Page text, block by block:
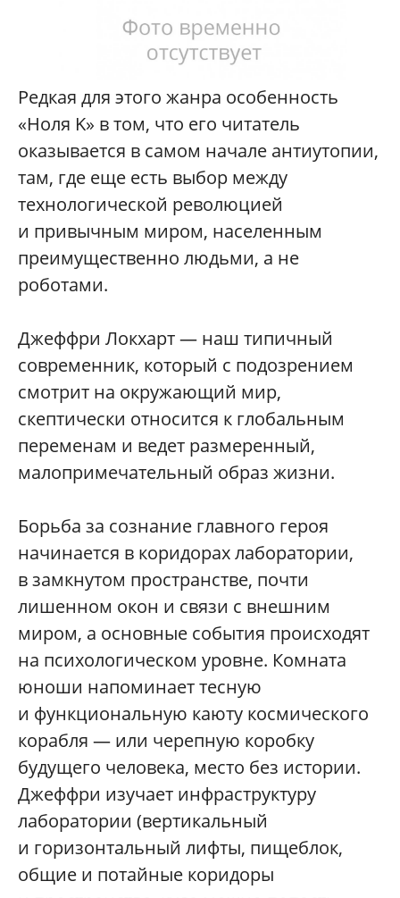
Редкая для этого жанра особенность
«Ноля K» в том, что его читатель
оказывается в самом начале антиутопии,
там, где еще есть выбор между
технологической революцией
и привычным миром, населенным
преимущественно людьми, а не
роботами.
Джеффри Локхарт — наш типичный
современник, который с подозрением
смотрит на окружающий мир,
скептически относится к глобальным
переменам и ведет размеренный,
малопримечательный образ жизни.
Борьба за сознание главного героя
начинается в коридорах лаборатории,
в замкнутом пространстве, почти
лишенном окон и связи с внешним
миром, а основные события происходят
на психологическом уровне. Комната
юноши напоминает тесную
и функциональную каюту космического
корабля — или черепную коробку
будущего человека, место без истории.
Джеффри изучает инфраструктуру
лаборатории (вертикальный
и горизонтальный лифты, пищеблок,
общие и потайные коридоры